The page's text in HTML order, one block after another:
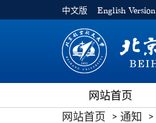
中文版 English Version
网站首页
网站首页
通知